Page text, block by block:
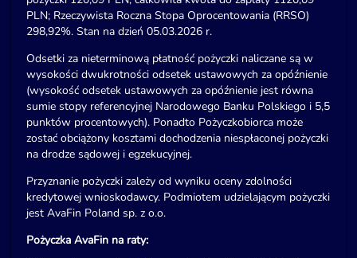
PLN; Rzeczywista Roczna Stopa Oprocentowania (RRSO)
298,92%. Stan na dzień 05.03.2026 r.
Odsetki za nieterminową płatność pożyczki naliczane są w
wysokości dwukrotności odsetek ustawowych za opóźnienie
(wysokość odsetek ustawowych za opóźnienie jest równa
sumie stopy referencyjnej Narodowego Banku Polskiego i 5,5
punktów procentowych). Ponadto Pożyczkobiorca może
zostać obciążony kosztami dochodzenia niespłaconej pożyczki
na drodze sądowej i egzekucyjnej.
Przyznanie pożyczki zależy od wyniku oceny zdolności
kredytowej wnioskodawcy. Podmiotem udzielającym pożyczki
jest AvaFin Poland sp. z o.o.
Pożyczka AvaFin na raty: